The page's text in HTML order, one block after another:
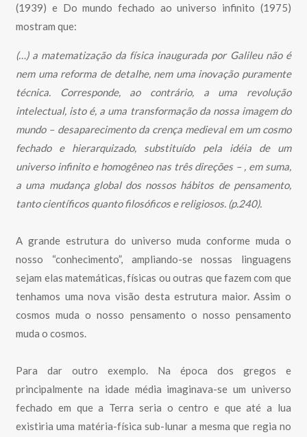
(1939) e Do mundo fechado ao universo infinito (1975)
mostram que:
(…) a matematização da física inaugurada por Galileu não é
nem uma reforma de detalhe, nem uma inovação puramente
técnica. Corresponde, ao contrário, a uma revolução
intelectual, isto é, a uma transformação da nossa imagem do
mundo – desaparecimento da crença medieval em um cosmo
fechado e hierarquizado, substituído pela idéia de um
universo infinito e homogêneo nas três direções – , em suma,
a uma mudança global dos nossos hábitos de pensamento,
tanto científicos quanto filosóficos e religiosos. (p.240).
A grande estrutura do universo muda conforme muda o
nosso “conhecimento”, ampliando-se nossas linguagens
sejam elas matemáticas, físicas ou outras que fazem com que
tenhamos uma nova visão desta estrutura maior. Assim o
cosmos muda o nosso pensamento o nosso pensamento
muda o cosmos.
Para dar outro exemplo. Na época dos gregos e
principalmente na idade média imaginava-se um universo
fechado em que a Terra seria o centro e que até a lua
existiria uma matéria-física sub-lunar a mesma que regia no